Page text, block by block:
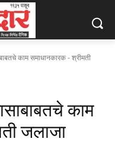
काम समाधानकारक - श्रीमती
काम
जलाजा